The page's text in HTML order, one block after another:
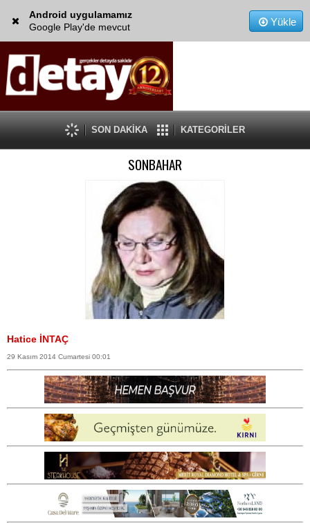
Android uygulamamız
Google Play'de mevcut
Yükle
SON DAKİKA KATEGORİLER
SONBAHAR
Hatice İNTAÇ
29 Kasım 2014 Cumartesi 00:01